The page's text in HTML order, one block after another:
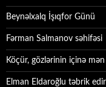
Beynəlxalq İşıqfor Günü
Fərman Salmanov səhifəsi
Köçür, gözlərinin içinə mən
Elman Eldaroğlu təbrik edir